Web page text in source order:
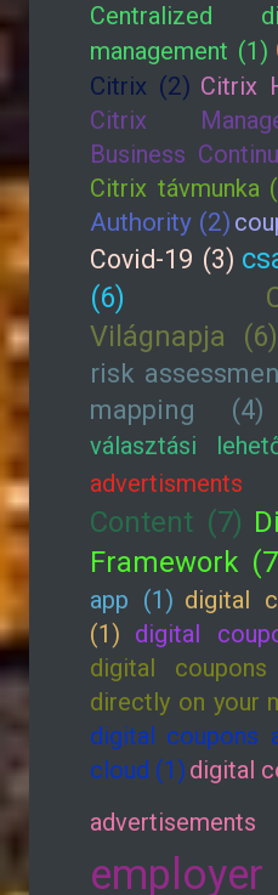
Centralized
management (1)
Citrix (2) Citrix
Citrix
Business
Citrix távmunka
Authority (2)
Covid-19 (3)
(6)
Világnapja (6)
risk
mapping (4)
választási
Content (7)
Framework
app (1) digital
(1) digital
digital
directly on your
digital coupons
cloud (1) digital